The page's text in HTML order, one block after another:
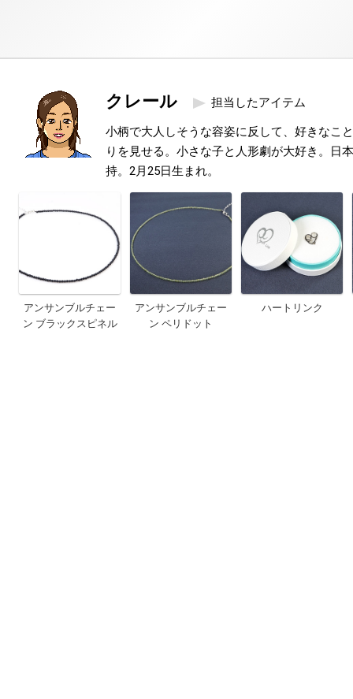
クレール 担当したアイテム
小柄で大人しそうな容姿に反して、好きなこ
りを見せる。小さな子と人形劇が大好き。日
持。2月25日生まれ。
アンサンブルチェー
ン ブラックスピネル
アンサンブルチェー
ン ペリドット
ハートリンク